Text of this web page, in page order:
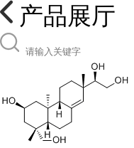
产品展厅